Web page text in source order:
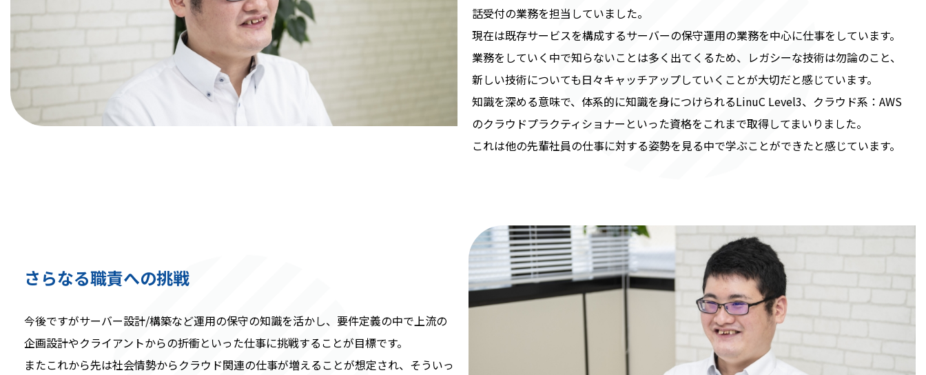
話受付の業務を担当していました。
現在は既存サービスを構成するサーバーの保守運用の業務を中心に仕事をしています。
業務をしていく中で知らないことは多く出てくるため、レガシーな技術は勿論のこと、
新しい技術についても日々キャッチアップしていくことが大切だと感じています。
知識を深める意味で、体系的に知識を身につけられるLinuC Level3、クラウド系：AWS
のクラウドプラクティショナーといった資格をこれまで取得してまいりました。
これは他の先輩社員の仕事に対する姿勢を見る中で学ぶことができたと感じています。
さらなる職責への挑戦
今後ですがサーバー設計/構築など運用の保守の知識を活かし、要件定義の中で上流の
企画設計やクライアントからの折衝といった仕事に挑戦することが目標です。
またこれから先は社会情勢からクラウド関連の仕事が増えることが想定され、そういっ